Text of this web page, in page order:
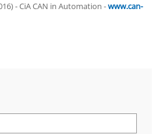
- CiA CAN in Automation -www.can-